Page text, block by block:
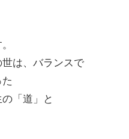
は、バランスで
「道」と